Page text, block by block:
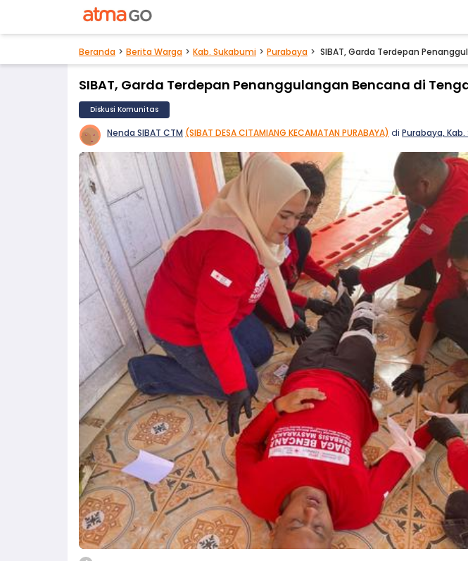
Beranda Berita Warga Kab. Sukabumi Purabaya SIBAT, Garda Terdepan
SIBAT, Garda Terdepan Penanggulangan Bencana di
Diskusi Komunitas
Nenda SIBAT CTM (SIBAT DESA CITAMIANG KECAMATAN PURABAYA) di Purabaya,